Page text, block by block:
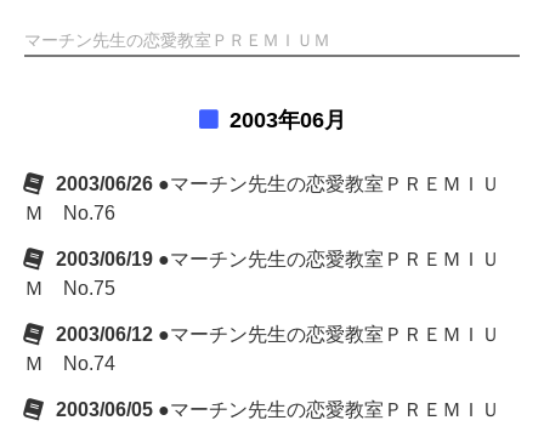
マーチン先生の恋愛教室ＰＲＥＭＩＵＭ
2003年06月
2003/06/26 ●マーチン先生の恋愛教室ＰＲＥＭＩＵ
Ｍ No.76
2003/06/19 ●マーチン先生の恋愛教室ＰＲＥＭＩＵ
Ｍ No.75
2003/06/12 ●マーチン先生の恋愛教室ＰＲＥＭＩＵ
Ｍ No.74
2003/06/05 ●マーチン先生の恋愛教室ＰＲＥＭＩＵ